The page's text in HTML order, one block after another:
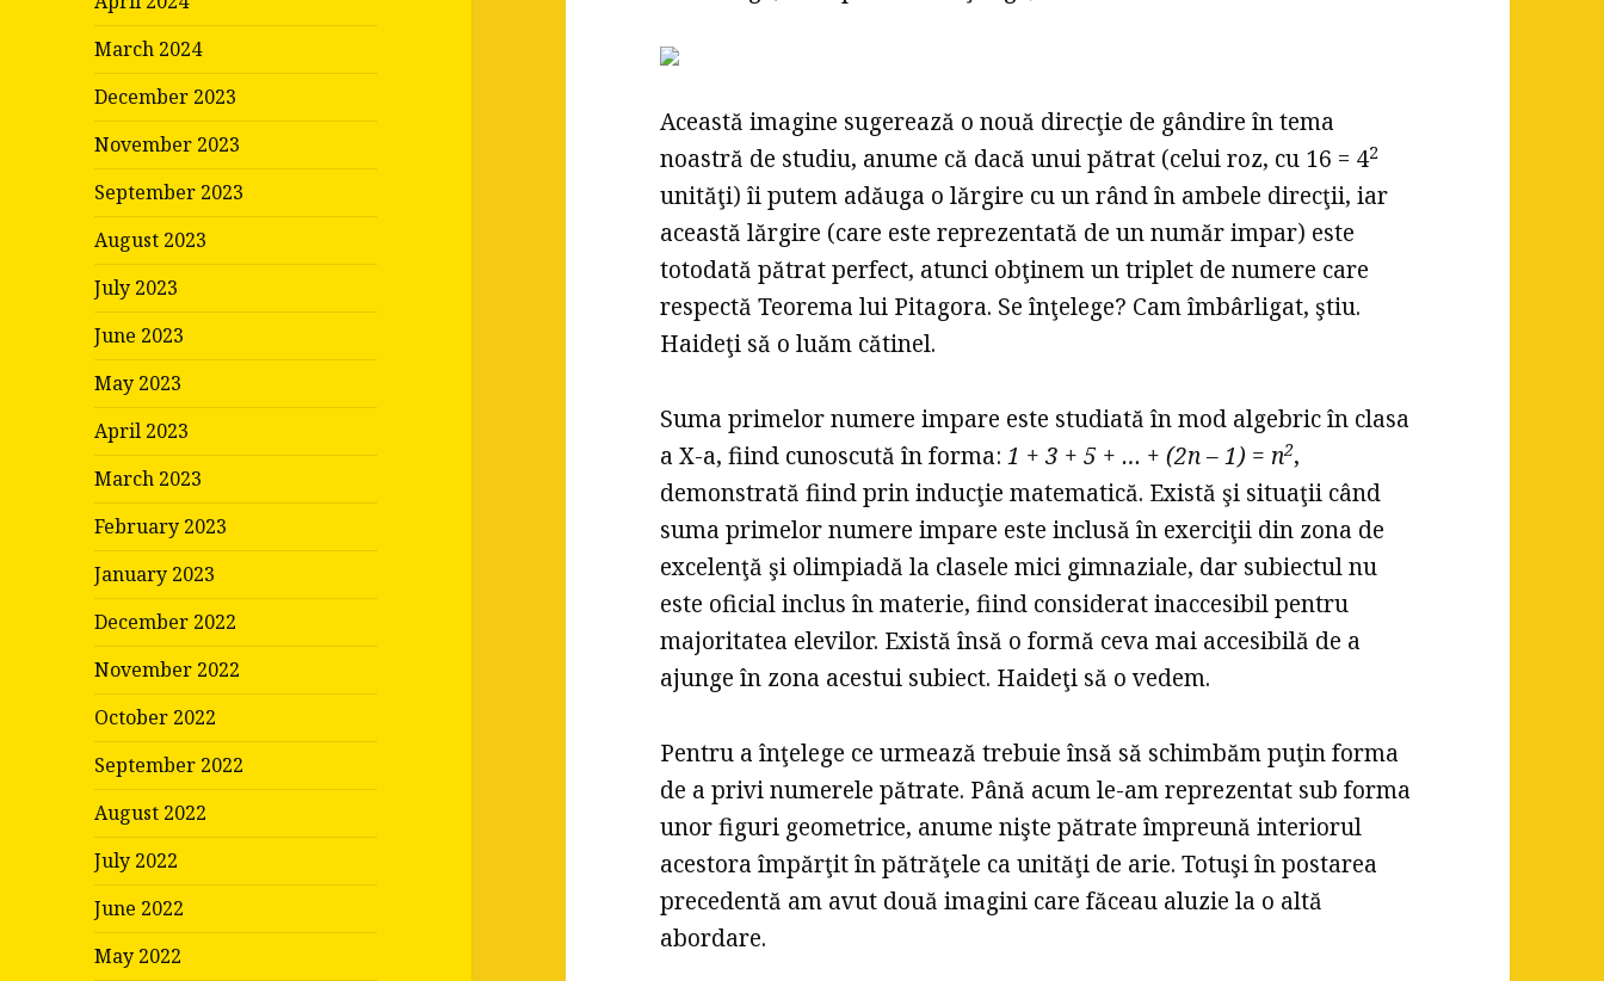
March 2024
December 2023
November 2023
September 2023
August 2023
July 2023
June 2023
May 2023
April 2023
March 2023
February 2023
January 2023
December 2022
November 2022
October 2022
September 2022
August 2022
July 2022
June 2022
May 2022
Această imagine sugerează o nouă direcţie de gândire în tema
noastră de studiu, anume că dacă unui pătrat (celui roz, cu 16 = 42
unităţi) îi putem adăuga o lărgire cu un rând în ambele direcţii, iar
această lărgire (care este reprezentată de un număr impar) este
totodată pătrat perfect, atunci obţinem un triplet de numere care
respectă Teorema lui Pitagora. Se înţelege? Cam îmbârligat, ştiu.
Haideţi să o luăm cătinel.
Suma primelor numere impare este studiată în mod algebric în clasa
a X-a, fiind cunoscută în forma:1 + 3 + 5 + … + (2n – 1) = n2,
demonstrată fiind prin inducţie matematică. Există şi situaţii când
suma primelor numere impare este inclusă în exerciţii din zona de
excelenţă şi olimpiadă la clasele mici gimnaziale, dar subiectul nu
este oficial inclus în materie, fiind considerat inaccesibil pentru
majoritatea elevilor. Există însă o formă ceva mai accesibilă de a
ajunge în zona acestui subiect. Haideţi să o vedem.
Pentru a înţelege ce urmează trebuie însă să schimbăm puţin forma
de a privi numerele pătrate. Până acum le-am reprezentat sub forma
unor figuri geometrice, anume nişte pătrate împreună interiorul
acestora împărţit în pătrăţele ca unităţi de arie. Totuşi în postarea
precedentă am avut două imagini care făceau aluzie la o altă
abordare.